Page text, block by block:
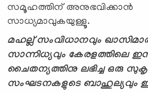
സമൂഹത്തിന് അനുഭവിക്കാന്‍
സാധ്യമാവുകയുള്ളൂ.
മഹല്ല് സംവിധാനവും
സാന്നിധ്യവും കേരളത്തിലെ
ചൈതന്യത്തിനു ലഭിച്ച ഒരു
സംഘടനകളുടെ ബാഹുല്യവും